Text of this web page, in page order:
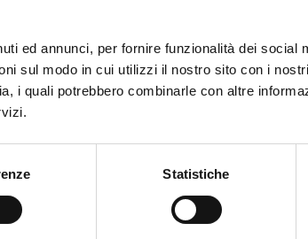
ed annunci, per fornire funzionalità dei social
sul modo in cui utilizzi il nostro sito con i
i quali potrebbero combinarle con altre
Statistiche
GRASSO